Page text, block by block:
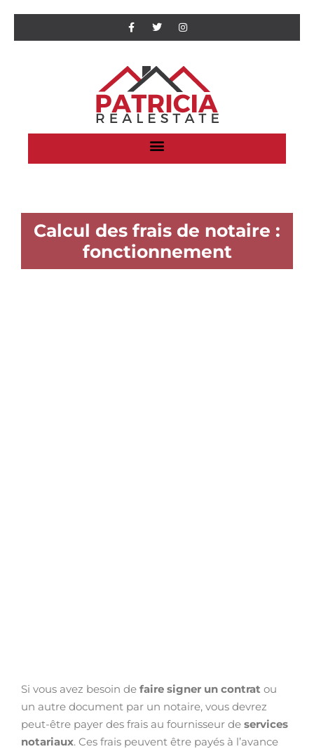
Calcul des frais de notaire :
fonctionnement
Si vous avez besoin de faire signer un contrat ou
un autre document par un notaire, vous devrez
peut-être payer des frais au fournisseur de services
notariaux. Ces frais peuvent être payés à l’avance